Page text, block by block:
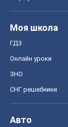
Моя школа
ГДЗ
Онлайн уроки
ЗНО
СНГ решебники
Авто